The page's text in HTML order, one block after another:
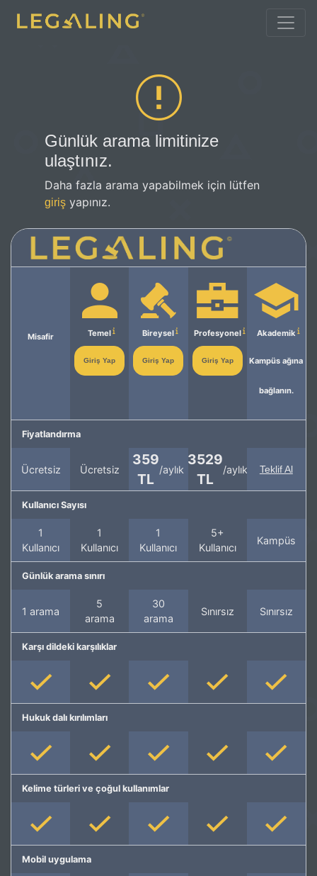
Günlük arama limitinize
ulaştınız.
Daha fazla arama yapabilmek için lütfen
giriş yapınız.
Misafir Temel
Giriş Yap
Bireysel
Giriş Yap
Profesyonel
Giriş Yap
Akademik
Kampüs ağına
bağlanın.
Fiyatlandırma
Ücretsiz Ücretsiz
359
TL
/aylık
3529
TL
/aylık Teklif Al
Kullanıcı Sayısı
1
Kullanıcı
1
Kullanıcı
1
Kullanıcı
5+
Kullanıcı
Kampüs
Günlük arama sınırı
1 arama
5
arama
30
arama
Sınırsız Sınırsız
Karşı dildeki karşılıklar
Hukuk dalı kırılımları
Kelime türleri ve çoğul kullanımlar
Mobil uygulama